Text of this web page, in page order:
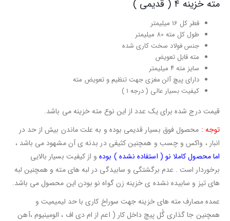
مته خزینه ۴ ( قدیمی )
قطر کل 16 میلیمتر
طول کل مته 80 میلیمتر
جنس فولاد سخت کاری شده
مته قابل تعویض
سایز مته ۴ میلیمتر
دارای پیچ آلن مغزی جهت تنظیم و تعویض مته
کیفیت بسیار عالی ( درجه ۱ )
قیمت درج شده برای یک عدد از این نوع مته خزینه می باشد.
توجه : محصول فوق بسیار قدیمی بوده و به علت ماندن بیش از حد در
انبار ، واکس و چسب و همچنین کثیفی در بدنه ی آن مشهود می باشد ،
اما محصول کاملا نو ( استفاده نشده ) بودهو از کیفیت بسیار بالایی
برخوردار است . عدم برگشتگی و سابیدگی در لبه های مته و همچنین لبه
های تیز و سابیده نشده ی خزینه زن گواه نو بودن این محصول می باشد.
عمده مصارف مته های خزینه جهت سوراخ کاری با حد لیمیمیت و
همچنین جا گذاری گُل پیچ داخل کار ( اعم از ام دی اف ، الومینیوم ،‌آهن